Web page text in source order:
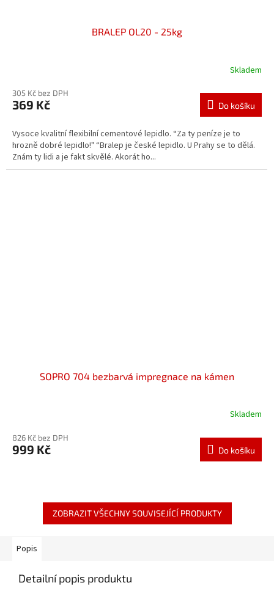
BRALEP OL20 - 25kg
Skladem
305 Kč bez DPH
369 Kč Do košíku
Vysoce kvalitní flexibilní cementové lepidlo. “Za ty peníze je to
hrozně dobré lepidlo!" “Bralep je české lepidlo. U Prahy se to dělá.
Znám ty lidi a je fakt skvělé. Akorát ho...
SOPRO 704 bezbarvá impregnace na kámen
Skladem
826 Kč bez DPH
999 Kč Do košíku
ZOBRAZIT VŠECHNY SOUVISEJÍCÍ PRODUKTY
Popis
Detailní popis produktu